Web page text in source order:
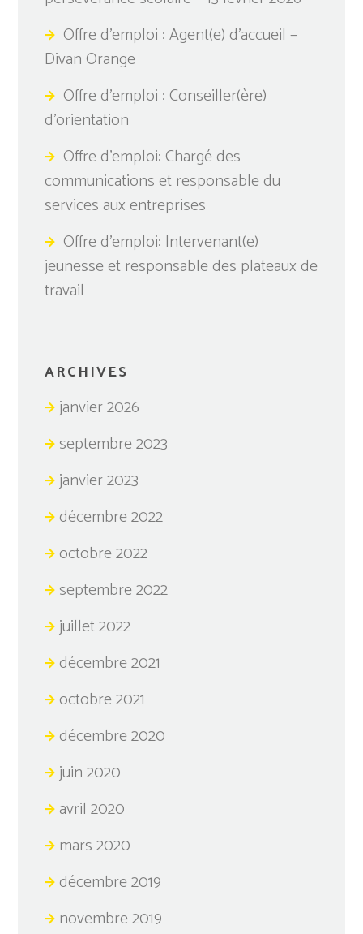
Offre d’emploi : Agent(e) d’accueil –
Divan Orange
Offre d’emploi : Conseiller(ère)
d’orientation
Offre d’emploi: Chargé des
communications et responsable du
services aux entreprises
Offre d’emploi: Intervenant(e)
jeunesse et responsable des plateaux de
travail
ARCHIVES
janvier 2026
septembre 2023
janvier 2023
décembre 2022
octobre 2022
septembre 2022
juillet 2022
décembre 2021
octobre 2021
décembre 2020
juin 2020
avril 2020
mars 2020
décembre 2019
novembre 2019